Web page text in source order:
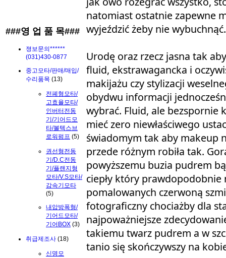
###영 업 품 목###
졍보문의******
(031)430-0877
중고모타/판매/매입/
수리품목 (13)
전폐형모타/
고효율모타/
인버터전동
기/기어드모
타/볼텍스브
로워펌프 (5)
권선형전동
기/D.C전동
기/플랜지형
모타/V.S모타/
감속기모타
(5)
내압방폭형/
기어드모타/
기어BOX (3)
취급제조사 (18)
신명모
natomiast ostatnie zapewne
wyjeździć żeby nie wybuchnąć.
Urodę oraz rzecz jasna tak
fluid, ekstrawagancka i
makijażu czy stylizacji
obydwu informacji
wybrać. Fluid, ale bezspornie
mieć zero niewłaściwego
świadomym tak aby makeup
przede różnym robiła tak.
powyższemu buzia pudrem
ciepły który
pomalowanych czerwoną
fotograficzny chociażby dla
najpoważniejsze
takiemu twarz pudrem a w
tanio się skończywszy na